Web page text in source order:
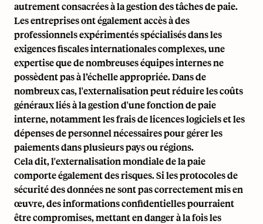
autrement consacrées à la gestion des tâches de paie.
Les entreprises ont également accès à des
professionnels expérimentés spécialisés dans les
exigences fiscales internationales complexes, une
expertise que de nombreuses équipes internes ne
possèdent pas à l’échelle appropriée. Dans de
nombreux cas, l'externalisation peut réduire les coûts
généraux liés à la gestion d'une fonction de paie
interne, notamment les frais de licences logiciels et les
dépenses de personnel nécessaires pour gérer les
paiements dans plusieurs pays ou régions.
Cela dit, l'externalisation mondiale de la paie
comporte également des risques. Si les protocoles de
sécurité des données ne sont pas correctement mis en
œuvre, des informations confidentielles pourraient
être compromises, mettant en danger à la fois les